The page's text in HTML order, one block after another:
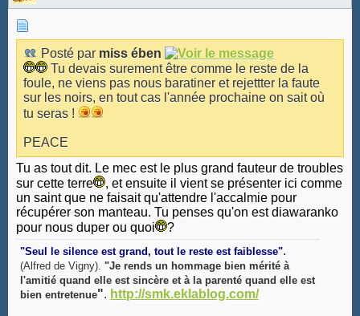
Posté par miss ében
Tu devais surement être comme le reste de la
foule, ne viens pas nous baratiner et rejettter la faute
sur les noirs, en tout cas l'année prochaine on sait où
tu seras !
PEACE
Tu as tout dit. Le mec est le plus grand fauteur de troubles
sur cette terre
, et ensuite il vient se présenter ici comme
un saint que ne faisait qu'attendre l'accalmie pour
récupérer son manteau. Tu penses qu'on est diawaranko
pour nous duper ou quoi
?
"Seul le silence est grand, tout le reste est faiblesse".
(Alfred de Vigny). "Je rends un hommage bien mérité à
l'amitié quand elle est sincère et à la parenté quand elle est
bien entretenue". http://smk.eklablog.com/